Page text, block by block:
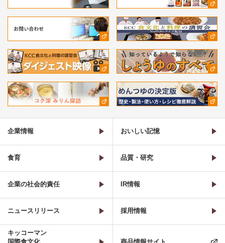
企業情報 おいしい記憶
食育 品質・研究
企業の社会的責任 IR情報
ニュースリリース 採用情報
キッコーマン